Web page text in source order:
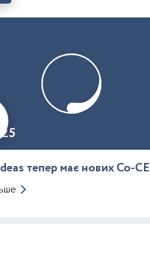
тепер має нових Co-